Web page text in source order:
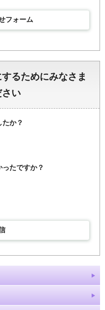
フォーム
るためにみなさま
い
か？
たですか？